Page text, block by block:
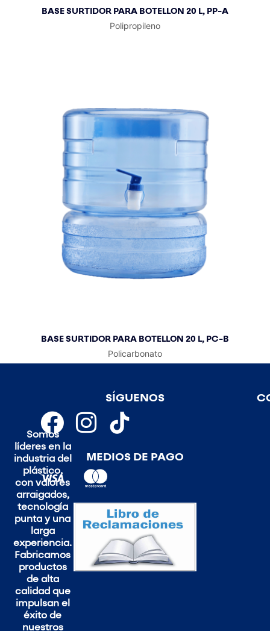
BASE SURTIDOR PARA BOTELLON 20 L, PP-A
Polipropileno
BASE SURTIDOR PARA BOTELLON 20 L, PC-B
Policarbonato
Somos
líderes en la
industria del
plástico,
con valores
arraigados,
tecnología
punta y una
larga
experiencia.
Fabricamos
productos
de alta
calidad que
impulsan el
éxito de
nuestros
SÍGUENOS
MEDIOS DE PAGO